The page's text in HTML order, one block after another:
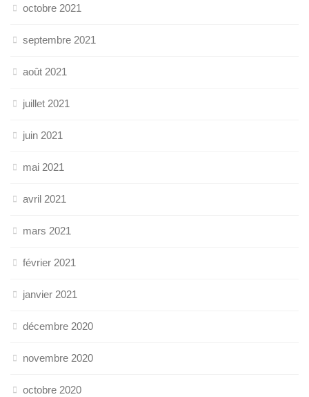
octobre 2021
septembre 2021
août 2021
juillet 2021
juin 2021
mai 2021
avril 2021
mars 2021
février 2021
janvier 2021
décembre 2020
novembre 2020
octobre 2020